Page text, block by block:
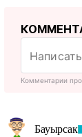
Комментарии
Бауырсак